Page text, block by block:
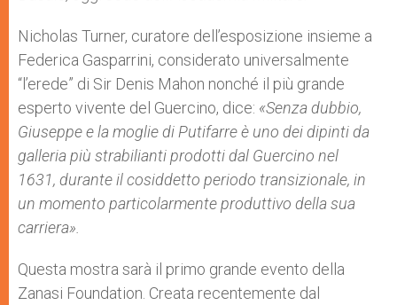
Nicholas Turner, curatore dell’esposizione insieme a
Federica Gasparrini, considerato universalmente
“l’erede” di Sir Denis Mahon nonché il più grande
esperto vivente del Guercino, dice: «Senza dubbio,
Giuseppe e la moglie di Putifarre è uno dei dipinti da
galleria più strabilianti prodotti dal Guercino nel
1631, durante il cosiddetto periodo transizionale, in
un momento particolarmente produttivo della sua
carriera».
Questa mostra sarà il primo grande evento della
Zanasi Foundation. Creata recentemente dal